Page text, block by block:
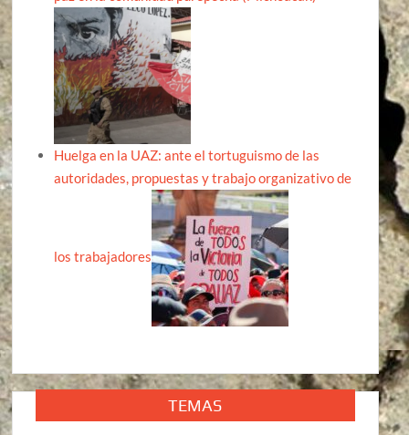
Huelga en la UAZ: ante el tortuguismo de las
autoridades, propuestas y trabajo organizativo de
los trabajadores
TEMAS